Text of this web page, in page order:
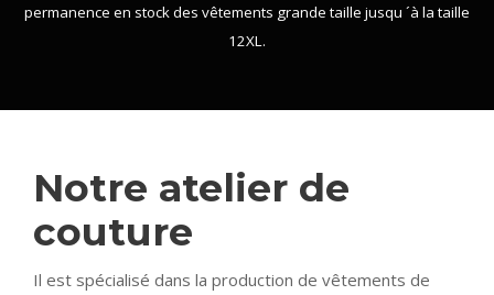
permanence en stock des vêtements grande taille jusqu ´à la taille
12XL.
Notre atelier de
couture
Il est spécialisé dans la production de vêtements de